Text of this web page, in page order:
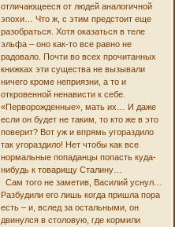
отличающееся от людей аналогичной
эпохи… Что ж, с этим предстоит еще
разобраться. Хотя оказаться в теле
эльфа – оно как-то все равно не
радовало. Почти во всех прочитанных
книжках эти существа не вызывали
ничего кроме неприязни, а то и
откровенной ненависти к себе.
«Перворожденные», мать их… И даже
если он будет не таким, то кто же в это
поверит? Вот уж и впрямь угораздило
так угораздило! Нет чтобы как все
нормальные попаданцы попасть куда-
нибудь к товарищу Сталину…
Сам того не заметив, Василий уснул…
Разбудили его лишь когда пришла пора
есть – и, вслед за остальными, он
двинулся в столовую, где кормили